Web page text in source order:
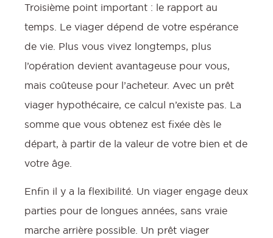
Troisième point important : le rapport au
temps. Le viager dépend de votre espérance
de vie. Plus vous vivez longtemps, plus
l’opération devient avantageuse pour vous,
mais coûteuse pour l’acheteur. Avec un prêt
viager hypothécaire, ce calcul n’existe pas. La
somme que vous obtenez est fixée dès le
départ, à partir de la valeur de votre bien et de
votre âge.
Enfin il y a la flexibilité. Un viager engage deux
parties pour de longues années, sans vraie
marche arrière possible. Un prêt viager